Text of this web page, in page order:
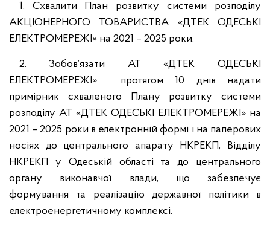
1. Схвалити План розвитку системи розподілу
АКЦІОНЕРНОГО ТОВАРИСТВА «ДТЕК ОДЕСЬКІ
ЕЛЕКТРОМЕРЕЖІ» на 2021 – 2025 роки.
2. Зобов’язати АТ «ДТЕК ОДЕСЬКІ
ЕЛЕКТРОМЕРЕЖІ» протягом 10 днів надати
примірник схваленого Плану розвитку системи
розподілу АТ «ДТЕК ОДЕСЬКІ ЕЛЕКТРОМЕРЕЖІ» на
2021 – 2025 роки в електронній формі і на паперових
носіях до центрального апарату НКРЕКП, Відділу
НКРЕКП у Одеській області та до центрального
органу виконавчої влади, що забезпечує
формування та реалізацію державної політики в
електроенергетичному комплексі.